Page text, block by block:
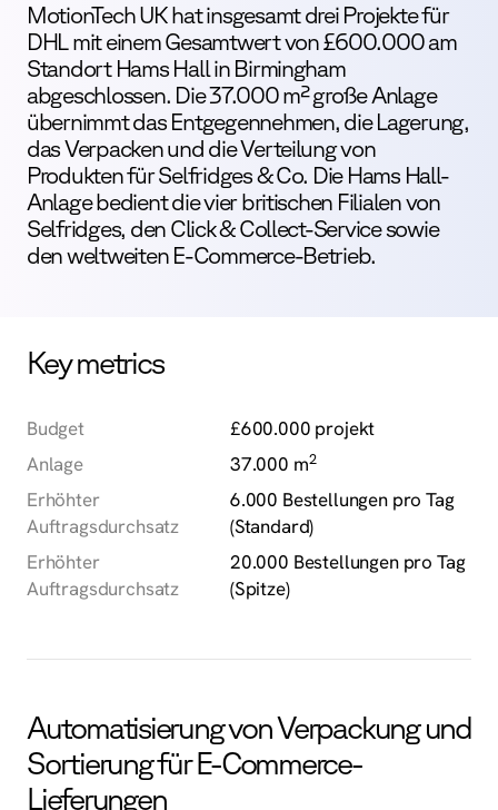
MotionTech UK hat insgesamt drei Projekte für
DHL mit einem Gesamtwert von £600.000 am
Standort Hams Hall in Birmingham
abgeschlossen. Die 37.000 m² große Anlage
übernimmt das Entgegennehmen, die Lagerung,
das Verpacken und die Verteilung von
Produkten für Selfridges & Co. Die Hams Hall-
Anlage bedient die vier britischen Filialen von
Selfridges, den Click & Collect-Service sowie
den weltweiten E-Commerce-Betrieb.
Key metrics
Budget
£600.000 projekt
Anlage
37.000 m2
Erhöhter
Auftragsdurchsatz
6.000 Bestellungen pro Tag
(Standard)
Erhöhter
Auftragsdurchsatz
20.000 Bestellungen pro Tag
(Spitze)
Automatisierung von Verpackung und
Sortierung für E-Commerce-
Lieferungen